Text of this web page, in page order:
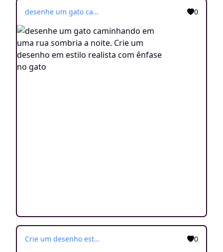
desenhe um gato caminhando em uma rua sombria a noite. Crie um desenho em estilo realista com ênfase no gato 0
Crie um desenho estilo realista de um gato em um altar magico 0